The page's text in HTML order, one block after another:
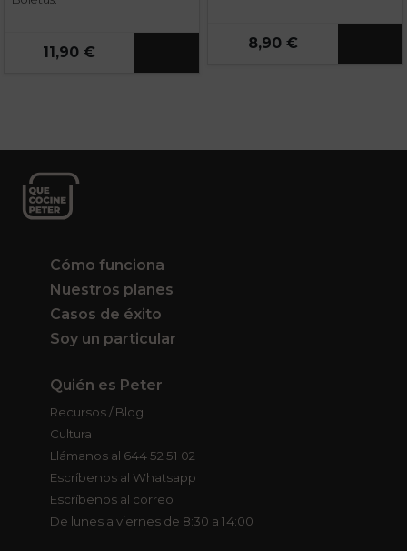
11,90 €
8,90 €
Cómo funciona
Nuestros planes
Casos de éxito
Soy un particular
Quién es Peter
Recursos / Blog
Cultura
Llámanos al 644 52 51 02
Escríbenos al Whatsapp
Escríbenos al correo
De lunes a viernes de 8:30 a 14:00